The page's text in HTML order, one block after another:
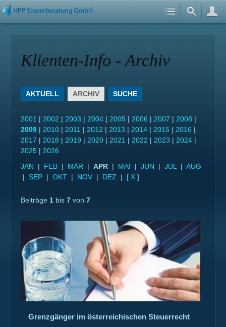
Klienten-Info - Archiv
AKTUELL ARCHIV SUCHE
2001 | 2002 | 2003 | 2004 | 2005 | 2006 | 2007 | 2008 |
2009 | 2010 | 2011 | 2012 | 2013 | 2014 | 2015 | 2016 |
2017 | 2018 | 2019 | 2020 | 2021 | 2022 | 2023 | 2024 |
2025 | 2026
JAN | FEB | MÄR | APR | MAI | JUN | JUL | AUG
| SEP | OKT | NOV | DEZ | [ X ]
Beiträge 1 bis 7 von 7
Grenzgänger im österreichischen Steuerrecht